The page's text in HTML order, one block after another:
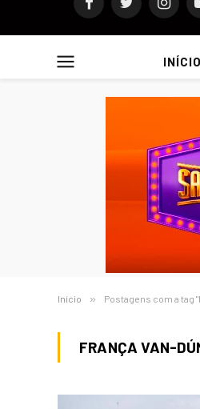
FacebookTwitter
INÍCIO
Início » Postagens com a tag
FRANÇA VAN-